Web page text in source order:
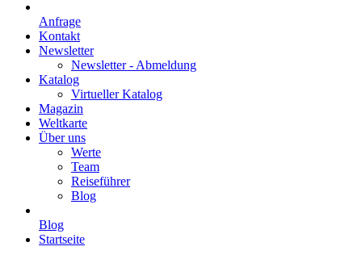
Anfrage
Kontakt
Newsletter
Newsletter - Abmeldung
Katalog
Virtueller Katalog
Magazin
Weltkarte
Über uns
Werte
Team
Reiseführer
Blog
Blog
Startseite